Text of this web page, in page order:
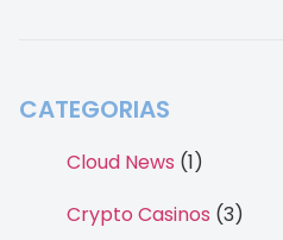
CATEGORIAS
Cloud News (1)
Crypto Casinos (3)